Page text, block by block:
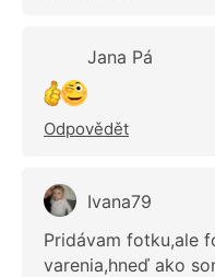
Jana Pá
Odpovědět
Ivana79
Pridávam fotku,ale
varenia,hneď ako